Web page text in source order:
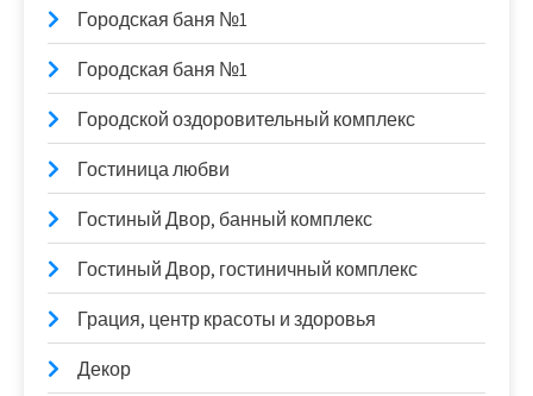
Городская баня №1
Городская баня №1
Городской оздоровительный комплекс
Гостиница любви
Гостиный Двор, банный комплекс
Гостиный Двор, гостиничный комплекс
Грация, центр красоты и здоровья
Декор